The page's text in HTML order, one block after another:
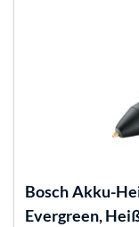
BoschAkku-
Evergreen,